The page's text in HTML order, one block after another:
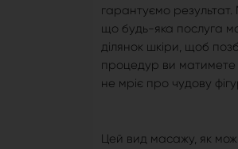
гарантуємо
що будь-яка послуга
ділянок шкіри, щоб
процедур ви матимете
не мріє про чудову
Цей вид масажу, як